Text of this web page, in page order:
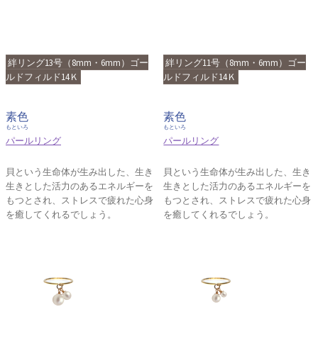
絆リング13号（8mm・6mm）ゴー
ルドフィルド14Ｋ
素色
もといろ
パールリング
貝という生命体が生み出した、生き
生きとした活力のあるエネルギーを
もつとされ、ストレスで疲れた心身
を癒してくれるでしょう。
絆リング11号（8mm・6mm）ゴー
ルドフィルド14Ｋ
素色
もといろ
パールリング
貝という生命体が生み出した、生き
生きとした活力のあるエネルギーを
もつとされ、ストレスで疲れた心身
を癒してくれるでしょう。